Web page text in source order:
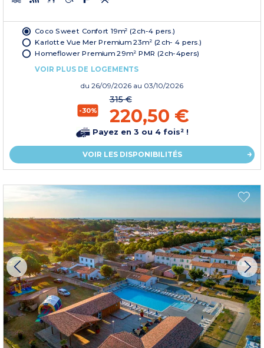
Coco Sweet Confort 19m² (2ch-4 pers.)
Karlotte Vue Mer Premium 23m² (2ch- 4 pers.)
Homeflower Premium 29m² PMR (2ch-4pers)
VOIR PLUS DE LOGEMENTS
du 26/09/2026 au 03/10/2026
-30%
315 €
220,50 €
Payez en 3 ou 4 fois² !
VOIR LES DISPONIBILITÉS